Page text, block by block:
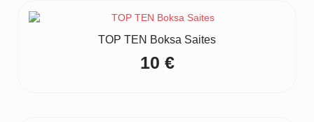
TOP TEN Boksa Saites
10 €